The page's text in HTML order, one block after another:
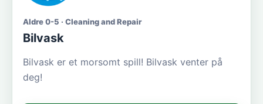
Aldre 0-5 · Cleaning and Repair
Bilvask
Bilvask er et morsomt spill! Bilvask venter på
deg!